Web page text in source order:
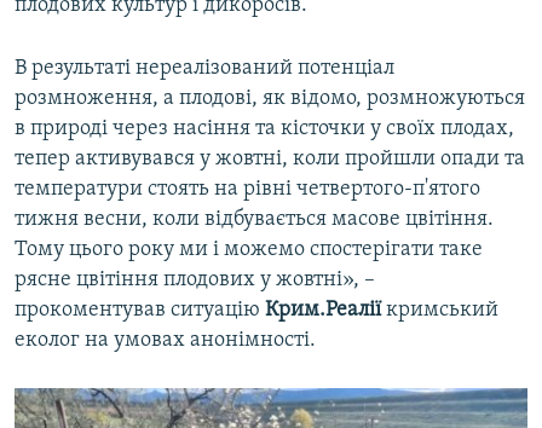
плодових культур і дикоросів.
В результаті нереалізований потенціал
розмноження, а плодові, як відомо, розмножуються
в природі через насіння та кісточки у своїх плодах,
тепер активувався у жовтні, коли пройшли опади та
температури стоять на рівні четвертого-п'ятого
тижня весни, коли відбувається масове цвітіння.
Тому цього року ми і можемо спостерігати таке
рясне цвітіння плодових у жовтні», –
прокоментував ситуацію Крим.Реаліїкримський
еколог на умовах анонімності.